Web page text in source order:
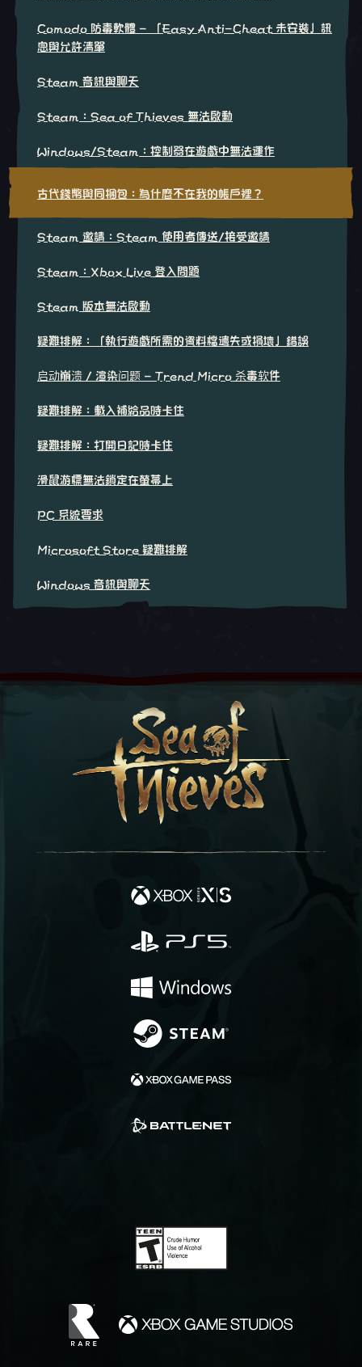
Comodo 防毒軟體 - 「Easy Anti-Cheat 未安裝」訊
息與允許清單
Steam 音訊與聊天
Steam：Sea of Thieves 無法啟動
Windows/Steam：控制器在遊戲中無法運作
古代錢幣與同捆包：為什麼不在我的帳戶裡？
Steam 邀請：Steam 使用者傳送/接受邀請
Steam：Xbox Live 登入問題
Steam 版本無法啟動
疑難排解：「執行遊戲所需的資料檔遺失或損壞」錯誤
启动崩溃 / 渲染问题 - Trend Micro 杀毒软件
疑難排解：載入補給品時卡住
疑難排解：打開日記時卡住
滑鼠游標無法鎖定在螢幕上
PC 系統要求
Microsoft Store 疑難排解
Windows 音訊與聊天